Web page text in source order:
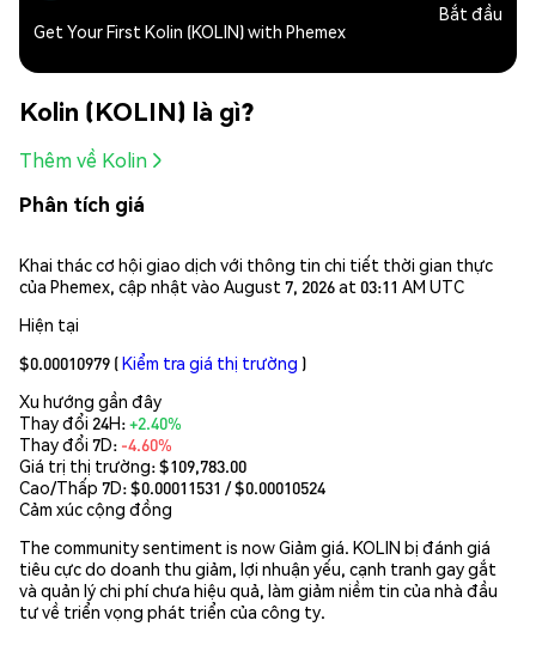
Get Your First Kolin (KOLIN) with Phemex
Bắt đầu
Kolin (KOLIN) là gì?
Thêm về Kolin
Phân tích giá
Khai thác cơ hội giao dịch với thông tin chi tiết thời gian thực
của Phemex, cập nhật vào August 7, 2026 at 03:11 AM UTC
Hiện tại
$0.00010979 (Kiểm tra giá thị trường )
Xu hướng gần đây
Thay đổi 24H:+2.40%
Thay đổi 7D: -4.60%
Giá trị thị trường:$109,783.00
Cao/Thấp 7D: $0.00011531 / $0.00010524
Cảm xúc cộng đồng
The community sentiment is now Giảm giá. KOLIN bị đánh giá
tiêu cực do doanh thu giảm, lợi nhuận yếu, cạnh tranh gay gắt
và quản lý chi phí chưa hiệu quả, làm giảm niềm tin của nhà đầu
tư về triển vọng phát triển của công ty.